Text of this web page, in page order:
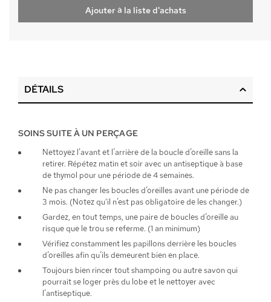
Ajouter à la liste d'achats
DÉTAILS
SOINS SUITE À UN PERÇAGE
Nettoyez l’avant et l’arrière de la boucle d’oreille sans la
retirer. Répétez matin et soir avec un antiseptique à base
de thymol pour une période de 4 semaines.
Ne pas changer les boucles d’oreilles avant une période de
3 mois. (Notez qu'il n’est pas obligatoire de les changer.)
Gardez, en tout temps, une paire de boucles d’oreille au
risque que le trou se referme. (1 an minimum)
Vérifiez constamment les papillons derrière les boucles
d’oreilles afin qu’ils demeurent bien en place.
Toujours bien rincer tout shampoing ou autre savon qui
pourrait se loger près du lobe et le nettoyer avec
l’antiseptique.